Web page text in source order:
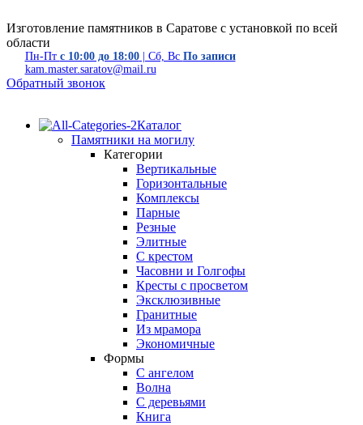
Изготовление памятников в Саратове с установкой по всей
области
Пн-Пт с 10:00 до 18:00| Сб, Вс По записи
kam.master.saratov@mail.ru
Обратный звонок
Каталог
Памятники на могилу
Категории
Вертикальные
Горизонтальные
Комплексы
Парные
Резные
Элитные
С крестом
Часовни и Голгофы
Кресты с просветом
Эксклюзивные
Гранитные
Из мрамора
Экономичные
Формы
С ангелом
Волна
С деревьями
Книга